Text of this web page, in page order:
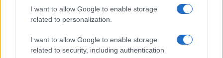
I want to allow Google to enable storage
related to personalization.
I want to allow Google to enable storage
related to security, including authentication
costantemente, con un CAGR del 2,7% dal 2024 al
2043 e del 2,4% dal 2024 al 2053.